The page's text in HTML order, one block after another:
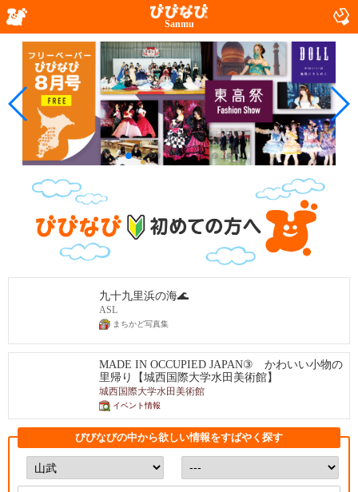
Sanmu
九十九里浜の海🌊
ASL
まちかど写真集
MADE IN OCCUPIED JAPAN③ かわいい小物の
里帰り【城西国際大学水田美術館】
城西国際大学水田美術館
イベント情報
びびなびの中から欲しい情報をすばやく探す